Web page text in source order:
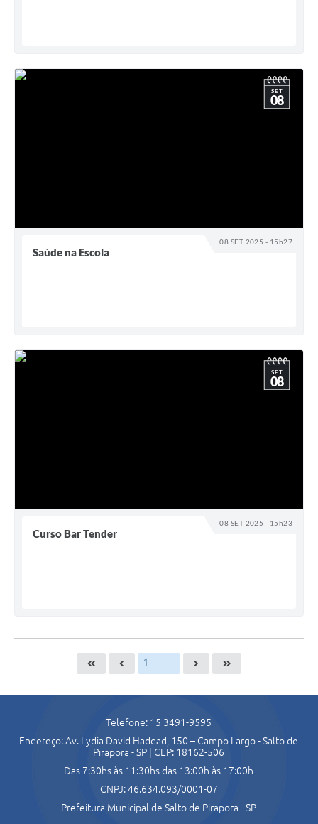
08 SET 2025 - 15h27
SET
08
Saúde na Escola
08 SET 2025 - 15h23
SET
08
Curso Bar Tender
Telefone: 15 3491-9595
Endereço: Av. Lydia David Haddad, 150 – Campo Largo - Salto de
Pirapora - SP | CEP: 18162-506
Das 7:30hs às 11:30hs das 13:00h às 17:00h
CNPJ: 46.634.093/0001-07
Prefeitura Municipal de Salto de Pirapora - SP